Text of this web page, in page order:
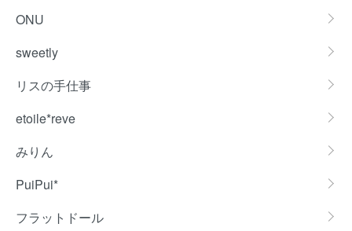
ONU
sweetly
リスの手仕事
etoile*reve
みりん
PuiPui*
フラットドール